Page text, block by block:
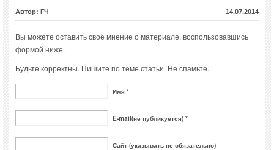
Автор: ГЧ 14.07.2014
Вы можете оставить своё мнение о материале, воспользовавшись
формой ниже.
Будьте корректны. Пишите по теме статьи. Не спамьте.
Имя *
E-mail(не публикуется) *
Сайт (указывать не обязательно)